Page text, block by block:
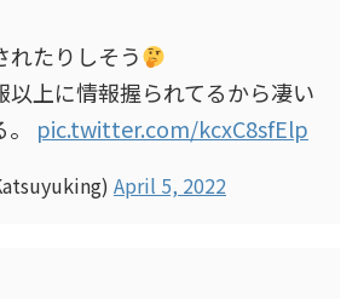
れたりしそう
以上に情報握られてるから凄い
pic.twitter.com/kcxC8sfElp
April 5, 2022